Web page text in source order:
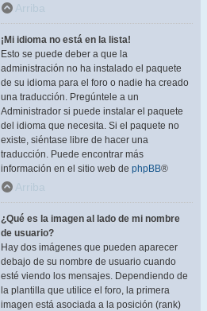
Arriba
¡Mi idioma no está en la lista!
Esto se puede deber a que la
administración no ha instalado el paquete
de su idioma para el foro o nadie ha creado
una traducción. Pregúntele a un
Administrador si puede instalar el paquete
del idioma que necesita. Si el paquete no
existe, siéntase libre de hacer una
traducción. Puede encontrar más
información en el sitio web de phpBB®
Arriba
¿Qué es la imagen al lado de mi nombre
de usuario?
Hay dos imágenes que pueden aparecer
debajo de su nombre de usuario cuando
esté viendo los mensajes. Dependiendo de
la plantilla que utilice el foro, la primera
imagen está asociada a la posición (rank)